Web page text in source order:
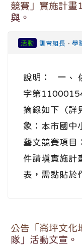
競賽」實施計畫
與。
活動 訓育組長 - 學
說明： 一、
字第
摘錄如下（詳
象：本市國中
藝文競賽項目
件請填實施計
表，需黏貼於
公告「崙坪文化
隊」活動文宣。